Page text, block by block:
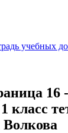
учебных
16
класс